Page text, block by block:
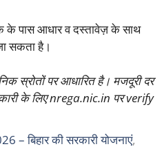
के पास आधार व दस्तावेज़ के साथ
सकता है।
स्रोतों पर आधारित है। मजदूरी दर
के लिए nrega.nic.in पर verify
बिहार की सरकारी योजनाएं,